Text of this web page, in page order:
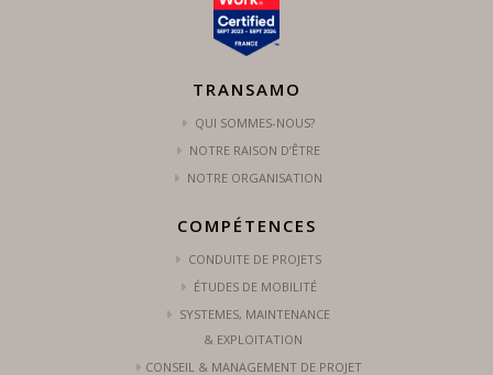
TRANSAMO
QUI SOMMES-NOUS?
NOTRE RAISON D’ÊTRE
NOTRE ORGANISATION
COMPÉTENCES
CONDUITE DE PROJETS
ÉTUDES DE MOBILITÉ
SYSTEMES, MAINTENANCE
& EXPLOITATION
CONSEIL & MANAGEMENT DE PROJET